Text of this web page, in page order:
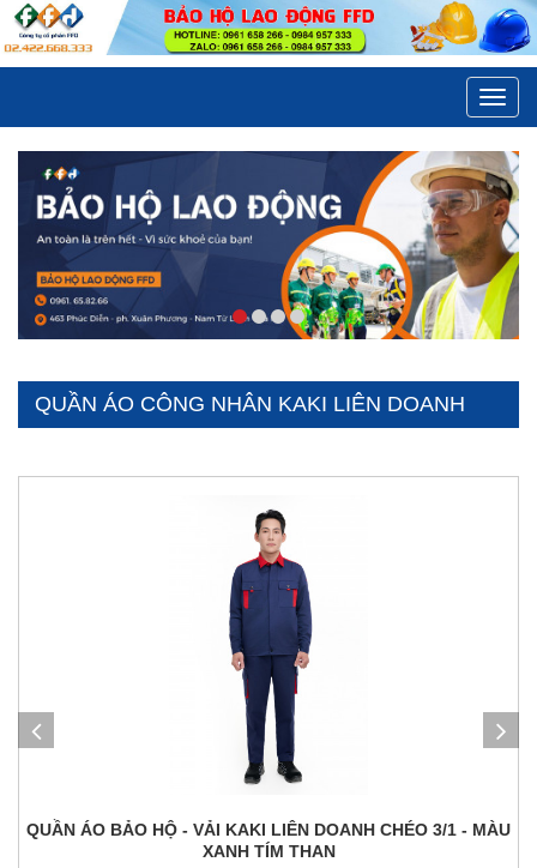
QUẦN ÁO CÔNG NHÂN KAKI LIÊN DOANH
QUẦN ÁO BẢO HỘ - VẢI KAKI LIÊN DOANH CHÉO 3/1 - MÀU
XANH TÍM THAN